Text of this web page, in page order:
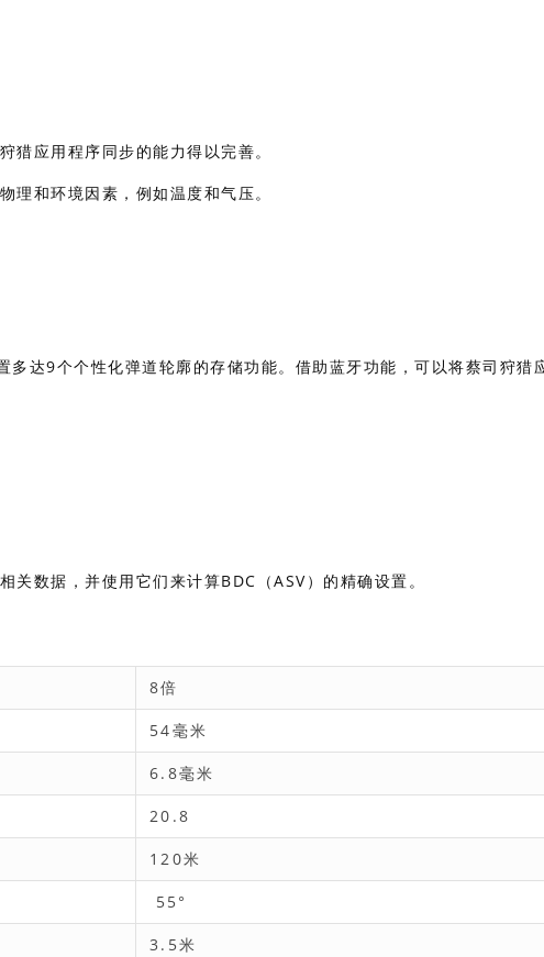
猎应用程序同步的能力得以完善。
理和环境因素，例如温度和气压。
达9个个性化弹道轮廓的存储功能。借助蓝牙功能，可以将蔡司狩猎
关数据，并使用它们来计算BDC（ASV）的精确设置。
8倍
54毫米
6.8毫米
20.8
120米
55°
3.5米